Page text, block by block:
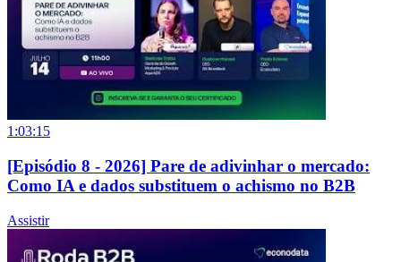
1:03:15
[Episódio 8 - 2026] Pare de adivinhar o mercado:
Como IA e dados substituem o achismo no B2B
Assistir